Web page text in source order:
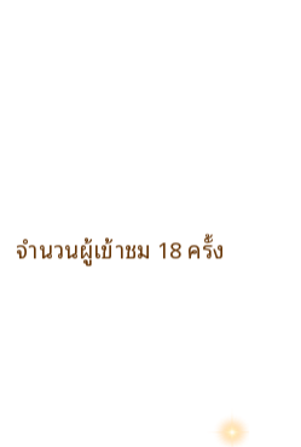
จำนวนผู้เข้าชม 18 ครั้ง